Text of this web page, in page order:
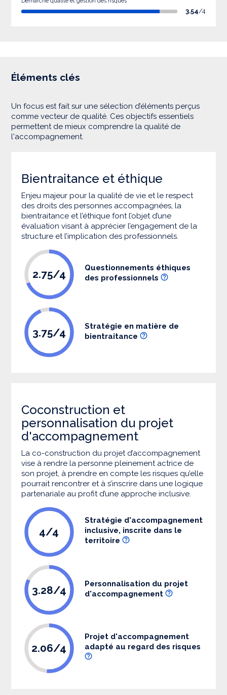
3.54/4
Éléments clés
Un focus est fait sur une sélection d’éléments perçus
comme vecteur de qualité. Ces objectifs essentiels
permettent de mieux comprendre la qualité de
l'accompagnement.
Bientraitance et éthique
Enjeu majeur pour la qualité de vie et le respect
des droits des personnes accompagnées, la
bientraitance et l’éthique font l’objet d’une
évaluation visant à apprécier l’engagement de la
structure et l’implication des professionnels.
2.75/4
Questionnements éthiques
des professionnels
3.75/4
Stratégie en matière de
bientraitance
Coconstruction et
personnalisation du projet
d'accompagnement
La co-construction du projet d’accompagnement
vise à rendre la personne pleinement actrice de
son projet, à prendre en compte les risques qu’elle
pourrait rencontrer et à s’inscrire dans une logique
partenariale au profit d’une approche inclusive.
4/4
Stratégie d'accompagnement
inclusive, inscrite dans le
territoire
3.28/4
Personnalisation du projet
d'accompagnement
2.06/4
Projet d'accompagnement
adapté au regard des risques